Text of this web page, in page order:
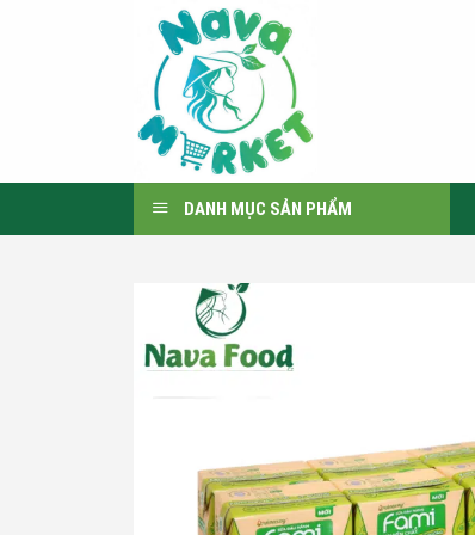
DANH MỤC SẢN PHẨM